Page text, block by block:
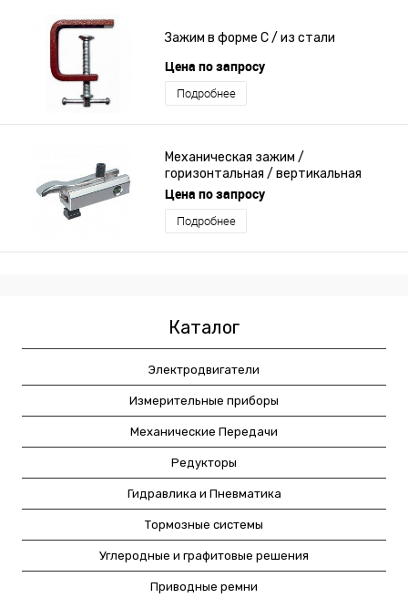
Зажим в форме C / из стали
Цена по запросу
Подробнее
Механическая зажим /
горизонтальная / вертикальная
Цена по запросу
Подробнее
Каталог
Электродвигатели
Измерительные приборы
Механические Передачи
Редукторы
Гидравлика и Пневматика
Тормозные системы
Углеродные и графитовые решения
Приводные ремни